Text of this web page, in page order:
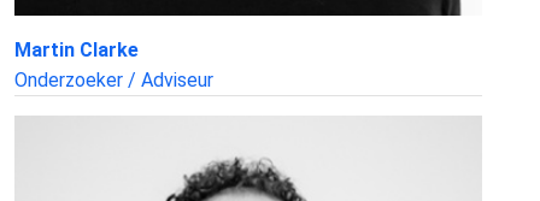
Martin Clarke
Onderzoeker / Adviseur